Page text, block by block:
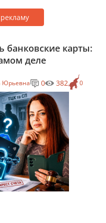
банковские карты:
деле
Юрьевна 0
0 382